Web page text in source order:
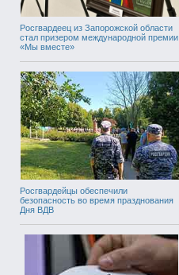
Росгвардеец из Запорожской области
стал призером международной премии
«Мы вместе»
Росгвардейцы обеспечили
безопасность во время празднования
Дня ВДВ